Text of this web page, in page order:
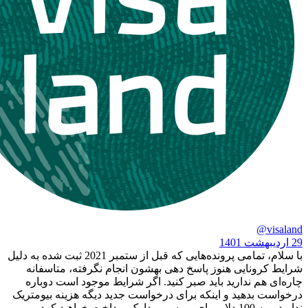
با سلام، تمامی پرونده‌هایی که قبل از ستمبر 2021 ثبت شده به دلیل
هنوز پاسخ دهی بهشون انجام نگرفته، متاسفانه
باید صبر کنید. اگر شرایط موجود است دوباره
و اینکه برای درخواست جدید دیگه هزینه بیومتریک